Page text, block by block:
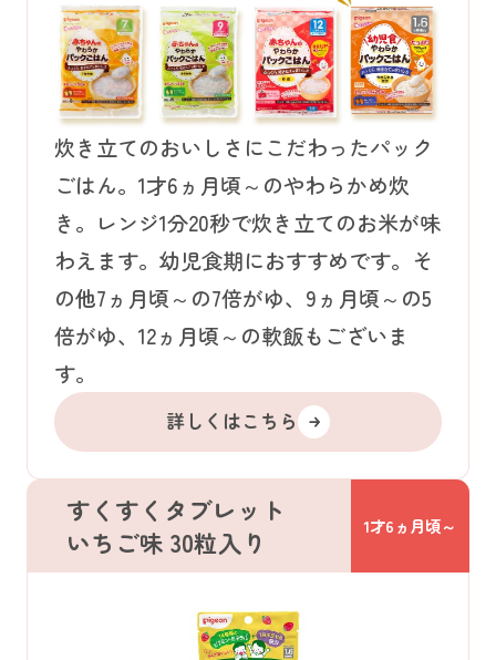
炊き立てのおいしさにこだわったパック
ごはん。1才6ヵ月頃～のやわらかめ炊
き。レンジ1分20秒で炊き立てのお米が味
わえます。幼児食期におすすめです。そ
の他7ヵ月頃～の7倍がゆ、9ヵ月頃～の5
倍がゆ、12ヵ月頃～の軟飯もございま
す。
詳しくはこちら
すくすくタブレット
いちご味 30粒入り
1才6ヵ月頃～